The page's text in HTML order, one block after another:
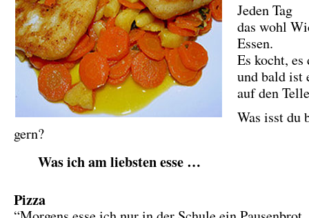
Jeden Tag
das wohl
Essen.
Es kocht,
und bald ist
auf den
Was isst du
gern?
Was ich am liebsten esse …
Pizza